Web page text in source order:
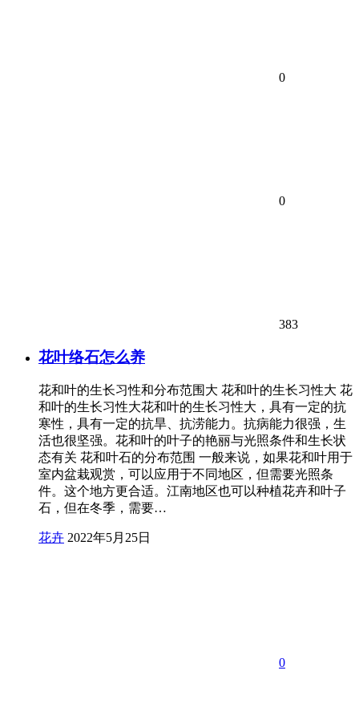
0
0
383
花叶络石怎么养
花和叶的生长习性和分布范围大 花和叶的生长习性大 花
和叶的生长习性大花和叶的生长习性大，具有一定的抗
寒性，具有一定的抗旱、抗涝能力。抗病能力很强，生
活也很坚强。花和叶的叶子的艳丽与光照条件和生长状
态有关 花和叶石的分布范围 一般来说，如果花和叶用于
室内盆栽观赏，可以应用于不同地区，但需要光照条
件。这个地方更合适。江南地区也可以种植花卉和叶子
石，但在冬季，需要…
花卉 2022年5月25日
0